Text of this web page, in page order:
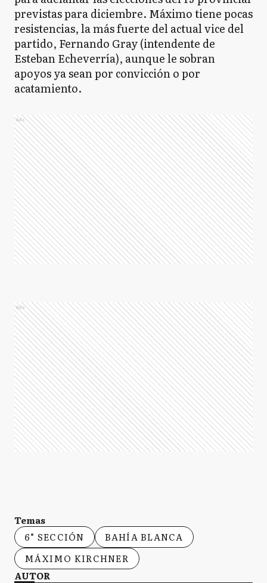
previstas para diciembre. Máximo tiene pocas
resistencias, la más fuerte del actual vice del
partido, Fernando Gray (intendente de
Esteban Echeverría), aunque le sobran
apoyos ya sean por convicción o por
acatamiento.
Ads
Ads
Temas
6° SECCIÓN
BAHÍA BLANCA
MÁXIMO KIRCHNER
AUTOR